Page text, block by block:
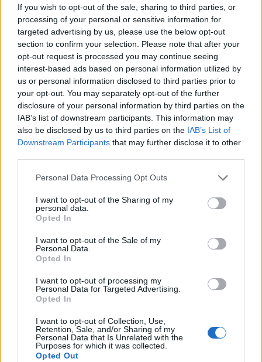
If you wish to opt-out of the sale, sharing to third parties, or
processing of your personal or sensitive information for
targeted advertising by us, please use the below opt-out
section to confirm your selection. Please note that after your
opt-out request is processed you may continue seeing
interest-based ads based on personal information utilized by
us or personal information disclosed to third parties prior to
your opt-out. You may separately opt-out of the further
disclosure of your personal information by third parties on the
IAB’s list of downstream participants. This information may
also be disclosed by us to third parties on the IAB’s List of
Downstream Participants that may further disclose it to other
Personal Data Processing Opt Outs
I want to opt-out of the Sharing of my
personal data.
Opted In
I want to opt-out of the Sale of my
Personal Data.
Opted In
I want to opt-out of processing my
Personal Data for Targeted Advertising.
Opted In
I want to opt-out of Collection, Use,
Retention, Sale, and/or Sharing of my
Personal Data that Is Unrelated with the
Purposes for which it was collected.
Opted Out
SHOWBIZ
Ακύρωσε live εμφάνιση η Ανδρομάχη
λόγω φαρυγγίτιδας - Ζήτησε
συγγνώμη από τους θαυμαστές της
SHOWBIZ
Δανάη Μπάρκα: Η αποστομωτική
SHOWBIZ
αδιαπραγμάτευτη και μεγαλώνει
κάθε χρόνο. Χρόνια πολλά μπαμπά.».
Μαριάννα Γεωργαντή: «Καλέ, τι
ωραίος που είναι ο Γιώργος
Φραγκούλης!»
DPG NETWORK